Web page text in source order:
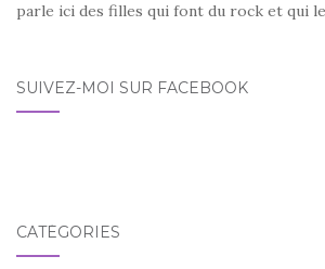
parle ici des filles qui font du rock et qui
SUIVEZ-MOI SUR FACEBOOK
CATÉGORIES